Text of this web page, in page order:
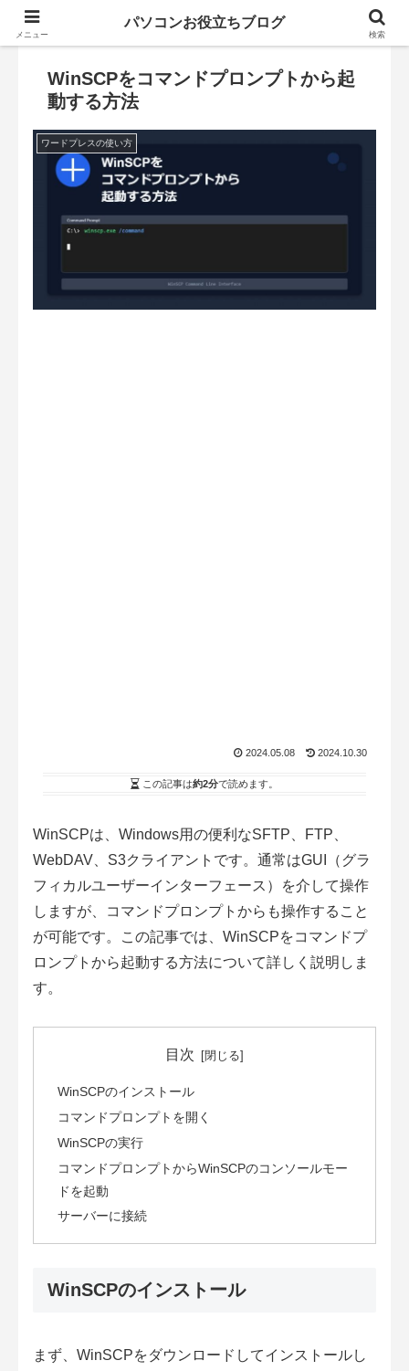
WinSCPをコマンドプロンプトから起
動する方法
ワードプレスの使い方
2024.05.08 2024.10.30
この記事は約2分で読めます。
WinSCPは、Windows用の便利なSFTP、FTP、
WebDAV、S3クライアントです。通常はGUI（グラ
フィカルユーザーインターフェース）を介して操作
しますが、コマンドプロンプトからも操作すること
が可能です。この記事では、WinSCPをコマンドプ
ロンプトから起動する方法について詳しく説明しま
す。
目次
WinSCPのインストール
コマンドプロンプトを開く
WinSCPの実行
コマンドプロンプトからWinSCPのコンソールモー
ドを起動
サーバーに接続
WinSCPのインストール
まず、WinSCPをダウンロードしてインストールし
メニュー
パソコンお役立ちブログ
検索